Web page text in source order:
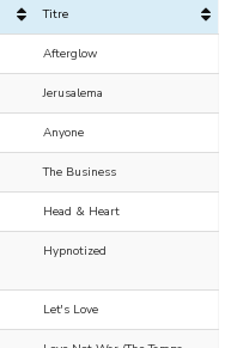
Titre
Afterglow
Jerusalema
Anyone
The Business
Head & Heart
Hypnotized
Let's Love